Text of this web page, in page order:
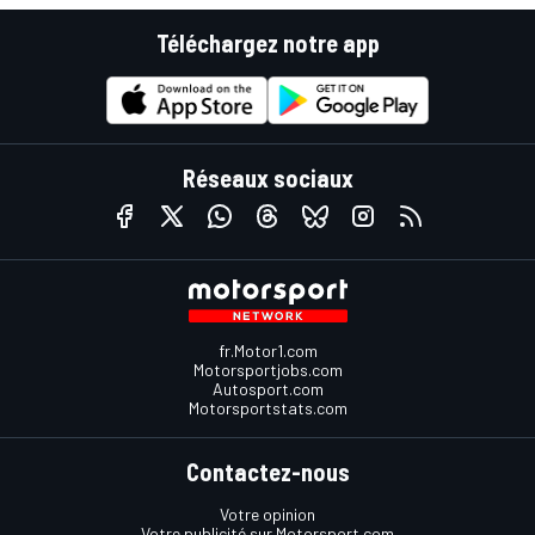
Téléchargez notre app
Réseaux sociaux
fr.Motor1.com
Motorsportjobs.com
Autosport.com
Motorsportstats.com
Contactez-nous
Votre opinion